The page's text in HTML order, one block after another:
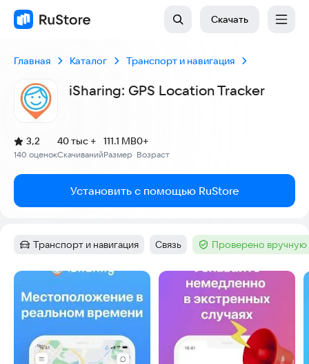
Скачать
Главная Каталог Транспорт и навигация
iSharing: GPS Location Tracker
Рейтинг:
3,2
(
140 оценок
)
Скачиваний
40 тыс +
Размер
111.1 MB
Возраст
0+
Установить с помощью RuStore
Категория:
Транспорт и навигация Тег:
Связь Тег :Проверено вручную
Скриншоты